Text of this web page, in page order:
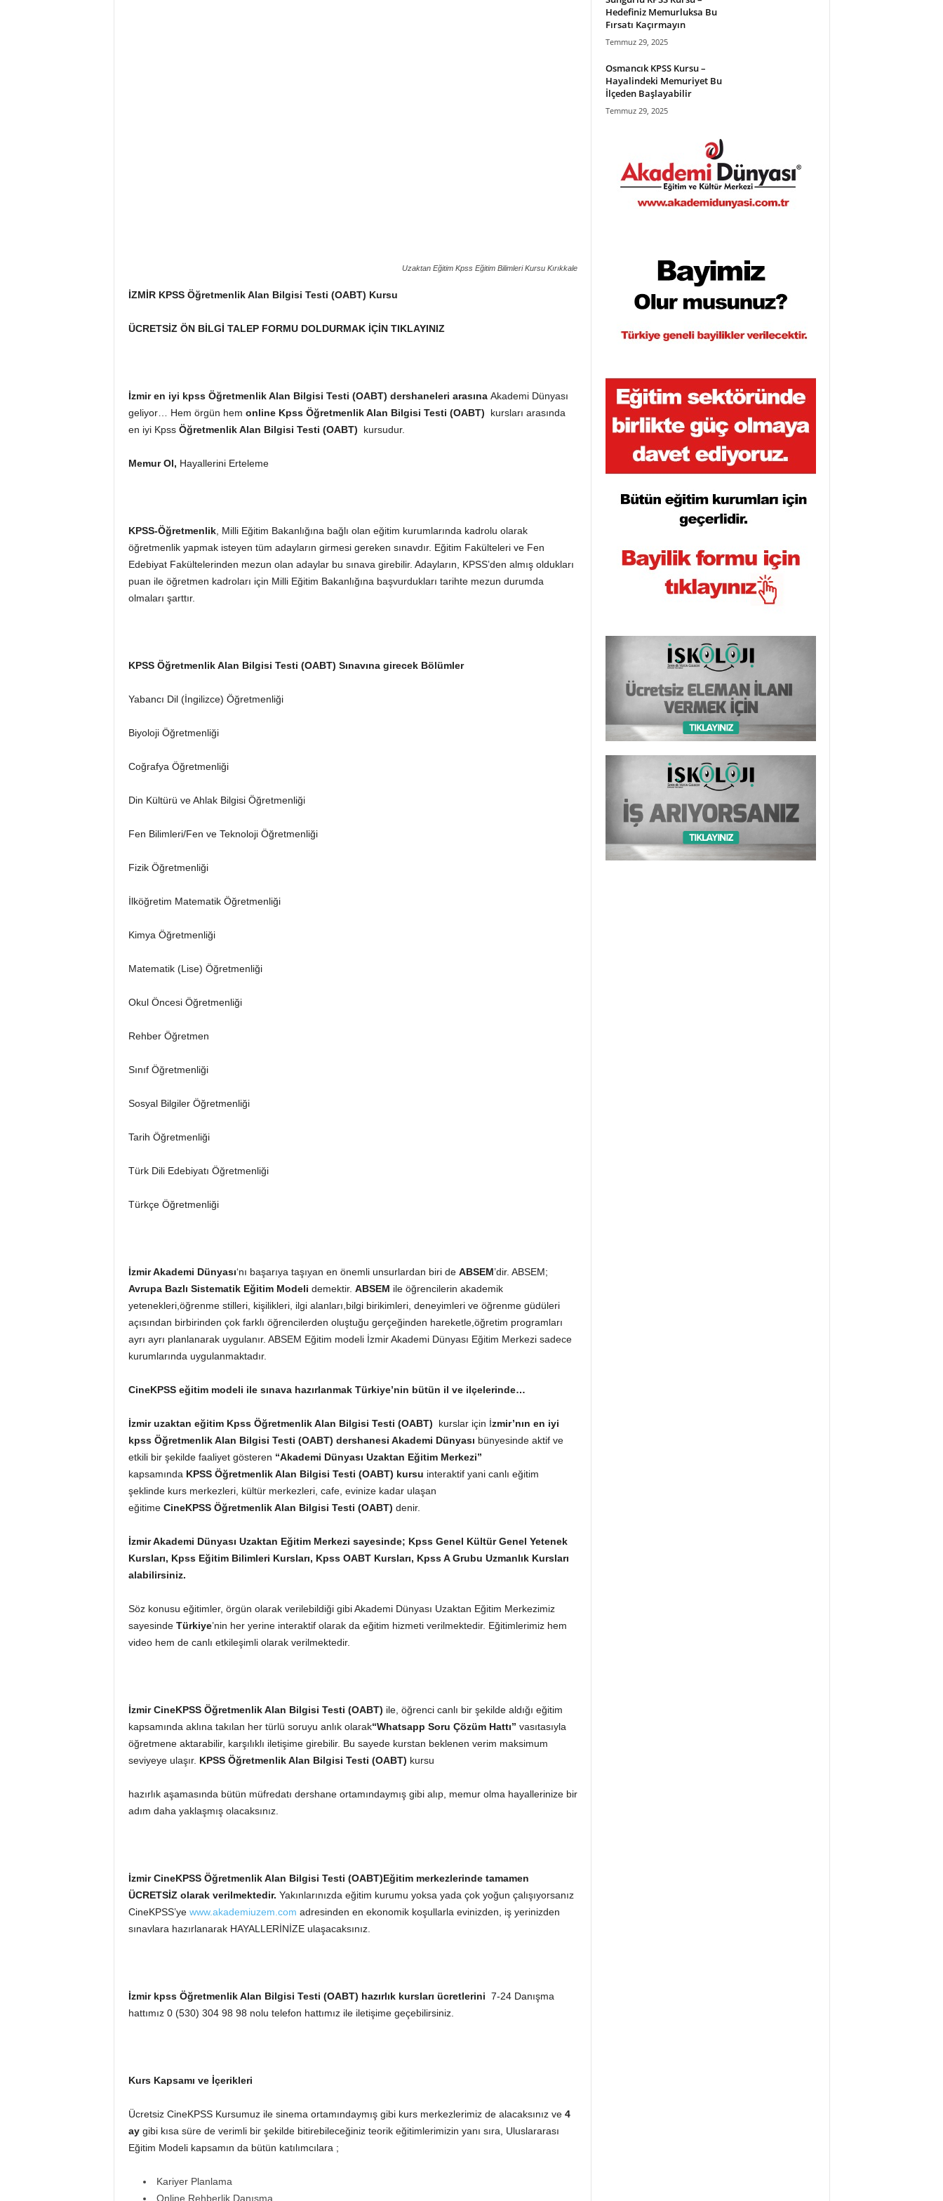
Uzaktan Eğitim Kpss Eğitim Bilimleri Kursu Kırıkkale
İZMİR KPSS Öğretmenlik Alan Bilgisi Testi (OABT) Kursu
ÜCRETSİZ ÖN BİLGİ TALEP FORMU DOLDURMAK İÇİN TIKLAYINIZ
İzmir en iyi kpss Öğretmenlik Alan Bilgisi Testi (OABT) dershaneleri arasına Akademi Dünyası
geliyor… Hem örgün hem online Kpss Öğretmenlik Alan Bilgisi Testi (OABT)
kursları arasında
en iyi Kpss Öğretmenlik Alan Bilgisi Testi (OABT) kursudur.
Memur Ol, Hayallerini Erteleme
KPSS-Öğretmenlik, Milli Eğitim Bakanlığına bağlı olan eğitim kurumlarında kadrolu olarak
öğretmenlik yapmak isteyen tüm adayların girmesi gereken sınavdır. Eğitim Fakülteleri ve Fen
Edebiyat Fakültelerinden mezun olan adaylar bu sınava girebilir. Adayların, KPSS’den almış oldukları
puan ile öğretmen kadroları için Milli Eğitim Bakanlığına başvurdukları tarihte mezun durumda
olmaları şarttır.
KPSS Öğretmenlik Alan Bilgisi Testi (OABT) Sınavına girecek Bölümler
Yabancı Dil (İngilizce) Öğretmenliği
Biyoloji Öğretmenliği
Coğrafya Öğretmenliği
Din Kültürü ve Ahlak Bilgisi Öğretmenliği
Fen Bilimleri/Fen ve Teknoloji Öğretmenliği
Fizik Öğretmenliği
İlköğretim Matematik Öğretmenliği
Kimya Öğretmenliği
Matematik (Lise) Öğretmenliği
Okul Öncesi Öğretmenliği
Rehber Öğretmen
Sınıf Öğretmenliği
Sosyal Bilgiler Öğretmenliği
Tarih Öğretmenliği
Türk Dili Edebiyatı Öğretmenliği
Türkçe Öğretmenliği
İzmir Akademi Dünyası‘nı başarıya taşıyan en önemli unsurlardan biri de ABSEM’dir. ABSEM;
Avrupa Bazlı Sistematik Eğitim Modeli demektir. ABSEM ile öğrencilerin akademik
yetenekleri,öğrenme stilleri, kişilikleri, ilgi alanları,bilgi birikimleri, deneyimleri ve öğrenme güdüleri
açısından birbirinden çok farklı öğrencilerden oluştuğu gerçeğinden hareketle,öğretim programları
ayrı ayrı planlanarak uygulanır. ABSEM Eğitim modeli İzmir Akademi Dünyası Eğitim Merkezi sadece
kurumlarında uygulanmaktadır.
CineKPSS eğitim modeli ile sınava hazırlanmak Türkiye’nin bütün il ve ilçelerinde…
İzmir uzaktan eğitim Kpss Öğretmenlik Alan Bilgisi Testi (OABT) kurslar için İzmir’nın en iyi
kpss Öğretmenlik Alan Bilgisi Testi (OABT) dershanesi Akademi Dünyası bünyesinde aktif ve
etkili bir şekilde faaliyet gösteren “Akademi Dünyası Uzaktan Eğitim Merkezi”
kapsamında KPSS Öğretmenlik Alan Bilgisi Testi (OABT) kursu interaktif yani canlı eğitim
şeklinde kurs merkezleri, kültür merkezleri, cafe, evinize kadar ulaşan
eğitime CineKPSS Öğretmenlik Alan Bilgisi Testi (OABT) denir.
İzmir Akademi Dünyası Uzaktan Eğitim Merkezi sayesinde; Kpss Genel Kültür Genel Yetenek
Kursları, Kpss Eğitim Bilimleri Kursları, Kpss OABT Kursları, Kpss A Grubu Uzmanlık Kursları
alabilirsiniz.
Söz konusu eğitimler, örgün olarak verilebildiği gibi Akademi Dünyası Uzaktan Eğitim Merkezimiz
sayesinde Türkiye’nin her yerine interaktif olarak da eğitim hizmeti verilmektedir. Eğitimlerimiz hem
video hem de canlı etkileşimli olarak verilmektedir.
İzmir CineKPSS Öğretmenlik Alan Bilgisi Testi (OABT) ile, öğrenci canlı bir şekilde aldığı eğitim
kapsamında aklına takılan her türlü soruyu anlık olarak“Whatsapp Soru Çözüm Hattı” vasıtasıyla
öğretmene aktarabilir, karşılıklı iletişime girebilir. Bu sayede kurstan beklenen verim maksimum
seviyeye ulaşır. KPSS Öğretmenlik Alan Bilgisi Testi (OABT) kursu
hazırlık aşamasında bütün müfredatı dershane ortamındaymış gibi alıp, memur olma hayallerinize bir
adım daha yaklaşmış olacaksınız.
İzmir CineKPSS Öğretmenlik Alan Bilgisi Testi (OABT)Eğitim merkezlerinde tamamen
ÜCRETSİZ olarak verilmektedir. Yakınlarınızda eğitim kurumu yoksa yada çok yoğun çalışıyorsanız
CineKPSS’ye www.akademiuzem.com adresinden en ekonomik koşullarla evinizden, iş yerinizden
sınavlara hazırlanarak HAYALLERİNİZE ulaşacaksınız.
İzmir kpss Öğretmenlik Alan Bilgisi Testi (OABT) hazırlık kursları ücretlerini 7-24 Danışma
hattımız 0 (530) 304 98 98 nolu telefon hattımız ile iletişime geçebilirsiniz.
Kurs Kapsamı ve İçerikleri
Ücretsiz CineKPSS Kursumuz ile sinema ortamındaymış gibi kurs merkezlerimiz de alacaksınız ve 4
ay gibi kısa süre de verimli bir şekilde bitirebileceğiniz teorik eğitimlerimizin yanı sıra, Uluslararası
Eğitim Modeli kapsamın da bütün katılımcılara ;
Kariyer Planlama
Online Rehberlik Danışma
Hedefiniz Memurluksa Bu
Fırsatı Kaçırmayın
Temmuz 29, 2025
Osmancık KPSS Kursu –
Hayalindeki Memuriyet Bu
İlçeden Başlayabilir
Temmuz 29, 2025